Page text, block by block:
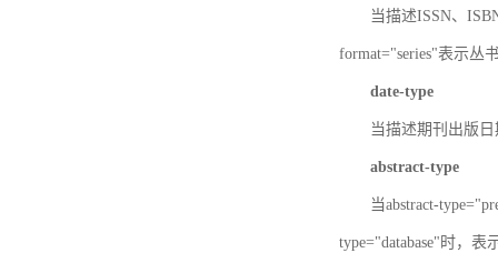
当描述ISSN、
format="series"表示丛
date-type
当描述期刊出版日
abstract-type
当abstract-
type="database"时，表